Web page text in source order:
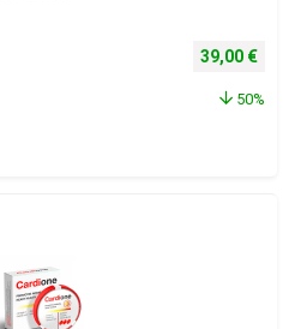
Izvorna
39,00 €
50%